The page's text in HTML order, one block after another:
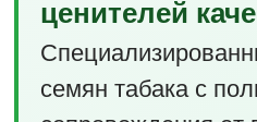
ценителей
семян табака с